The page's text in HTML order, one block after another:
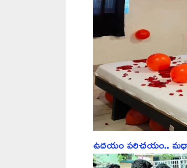
ఉదయం పరిచయం..